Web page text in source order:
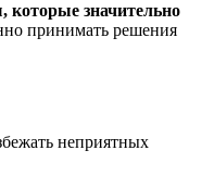
значительно
принимать решения
неприятных